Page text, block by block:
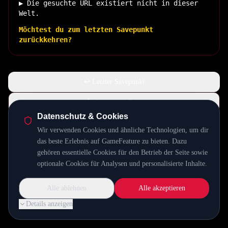
▶ Die gesuchte URL existiert nicht in dieser
Welt.
Möchtest du zum letzten Savepunkt
zurückkehren?
🏠 Zurück zur Basis
INSERT COIN TO CONTINUE...
Datenschutz & Cookies
Wir verwenden Cookies und ähnliche Technologien, um dir
das beste Erlebnis auf GameFeature zu bieten. Dazu
gehören essentielle Cookies für den Betrieb der Seite sowie
optionale Cookies für Analysen und personalisierte Inhalte.
Details anzeigen
Alle ablehnen Alle akzeptieren